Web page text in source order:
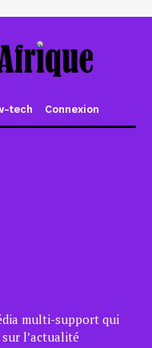
tech Connexion
multi-support qui
l’actualité